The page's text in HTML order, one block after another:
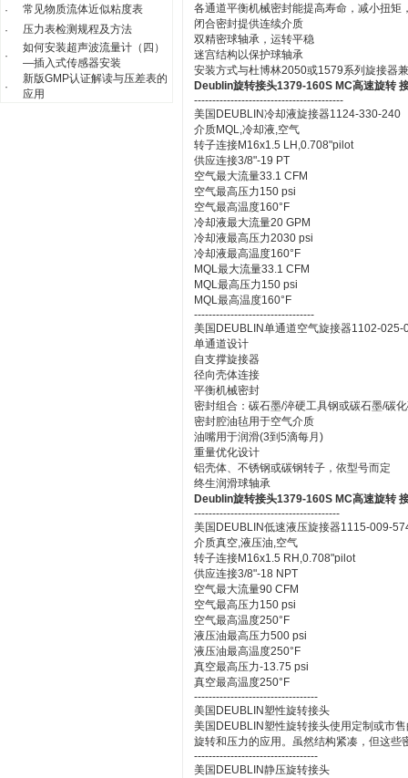
·
常见物质流体近似粘度表
·
压力表检测规程及方法
·
如何安装超声波流量计（四）
—插入式传感器安装
·
新版GMP认证解读与压差表的
应用
各通道平衡机械密封能提高寿命，减小扭矩
闭合密封提供连续介质
双精密球轴承，运转平稳
迷宫结构以保护球轴承
安装方式与杜博林2050或1579系列旋接器
Deublin旋转接头1379-160S MC高速旋转
-----------------------------------------
美国DEUBLIN冷却液旋接器1124-330-240
介质MQL,冷却液,空气
转子连接M16x1.5 LH,0.708"pilot
供应连接3/8"-19 PT
空气最大流量33.1 CFM
空气最高压力150 psi
空气最高温度160°F
冷却液最大流量20 GPM
冷却液最高压力2030 psi
冷却液最高温度160°F
MQL最大流量33.1 CFM
MQL最高压力150 psi
MQL最高温度160°F
---------------------------------
美国DEUBLIN单通道空气旋接器1102-025-
单通道设计
自支撑旋接器
径向壳体连接
平衡机械密封
密封组合：碳石墨/淬硬工具钢或碳石墨/碳
密封腔油毡用于空气介质
油嘴用于润滑(3到5滴每月)
重量优化设计
铝壳体、不锈钢或碳钢转子，依型号而定
终生润滑球轴承
Deublin旋转接头1379-160S MC高速旋转
----------------------------------------
美国DEUBLIN低速液压旋接器1115-009-
介质真空,液压油,空气
转子连接M16x1.5 RH,0.708"pilot
供应连接3/8"-18 NPT
空气最大流量90 CFM
空气最高压力150 psi
空气最高温度250°F
液压油最高压力500 psi
液压油最高温度250°F
真空最高压力-13.75 psi
真空最高温度250°F
----------------------------------
美国DEUBLIN塑性旋转接头
美国DEUBLIN塑性旋转接头使用定制或市
旋转和压力的应用。虽然结构紧凑，但这
----------------------------------
美国DEUBLIN静压旋转接头